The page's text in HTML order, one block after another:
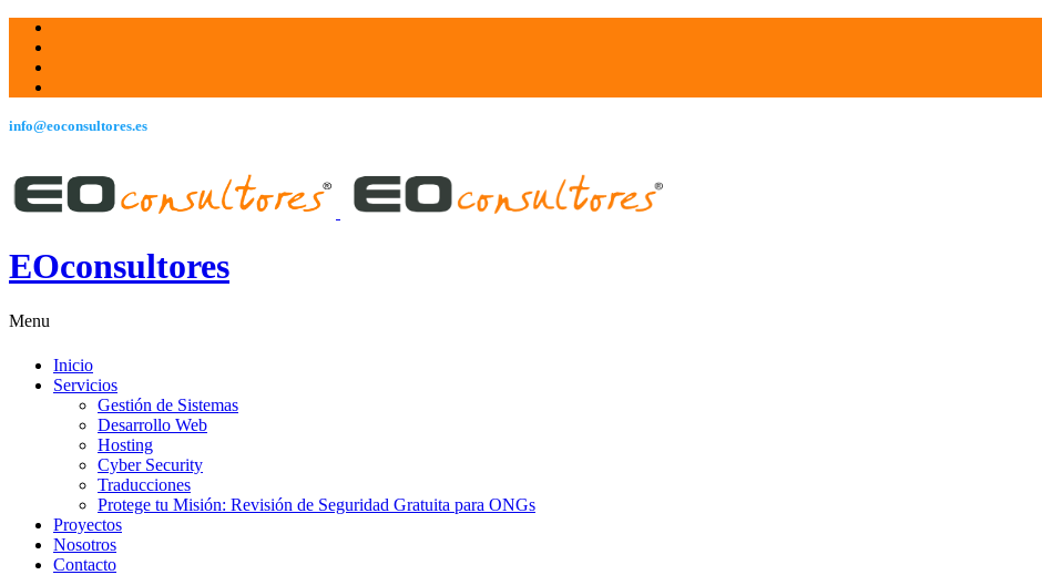
info@eoconsultores.es
EOconsultores
Menu
Inicio
Servicios
Gestión de Sistemas
Desarrollo Web
Hosting
Cyber Security
Traducciones
Protege tu Misión: Revisión de Seguridad Gratuita para ONGs
Proyectos
Nosotros
Contacto